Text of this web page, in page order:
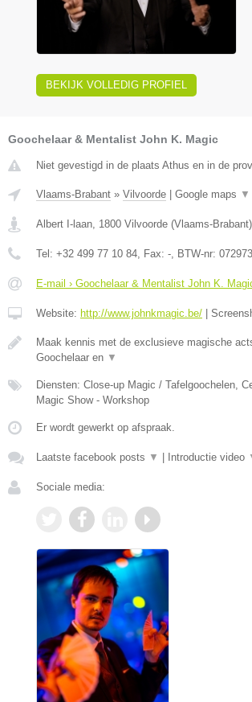
BEKIJK VOLLEDIG PROFIEL
Goochelaar & Mentalist John K. Magic
Niet gevestigd in de plaats Athus en in de
Vlaams-Brabant » Vilvoorde Google maps ▼
Albert I-laan, 1800 Vilvoorde (Vlaams-Brabant)
Tel: +32 499 77 10 84, Fax: -, BTW-nr:
E-mail › Goochelaar & Mentalist John K.
Website: http://www.johnkmagic.be/
Maak kennis met de exclusieve magische
Goochelaar en ▼
Diensten: Close-up Magic / Tafelgoochelen,
Magic Show - Workshop
Er wordt gewerkt op afspraak.
Laatste facebook posts ▼ Introductie video
Sociale media: